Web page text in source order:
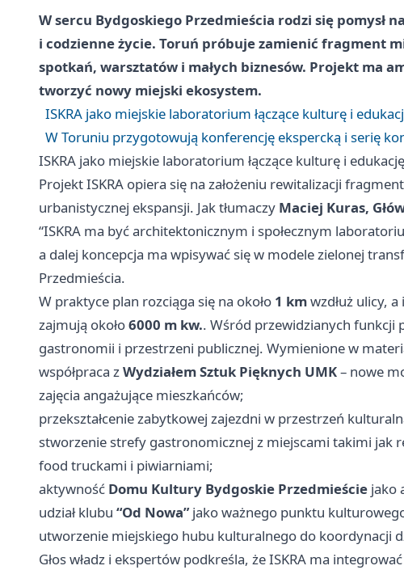
W sercu Bydgoskiego Przedmieścia rodzi się pomysł
i codzienne życie. Toruń próbuje zamienić fragment
spotkań, warsztatów i małych biznesów. Projekt ma
tworzyć nowy miejski ekosystem.
ISKRA jako miejskie laboratorium łączące kulturę i
W Toruniu przygotowują konferencję ekspercką i serię
ISKRA jako miejskie laboratorium łączące kulturę i edukację
Projekt ISKRA opiera się na założeniu rewitalizacji
urbanistycznej ekspansji. Jak tłumaczy Maciej Kuras,
“ISKRA ma być architektonicznym i społecznym
a dalej koncepcja ma wpisywać się w modele zielonej
Przedmieścia.
W praktyce plan rozciąga się na około 1 kmwzdłuż ulicy,
zajmują około6000 m kw.. Wśród przewidzianych funkcji
gastronomii i przestrzeni publicznej. Wymienione w
współpraca zWydziałem Sztuk Pięknych UMK– nowe
zajęcia angażujące mieszkańców;
przekształcenie zabytkowej zajezdni w przestrzeń
stworzenie strefy gastronomicznej z miejscami takimi jak
food truckami i piwiarniami;
aktywność Domu Kultury Bydgoskie Przedmieście jako
udział klubu “Od Nowa”jako ważnego punktu
utworzenie miejskiego hubu kulturalnego do koordynacji
Głos władz i ekspertów podkreśla, że ISKRA ma